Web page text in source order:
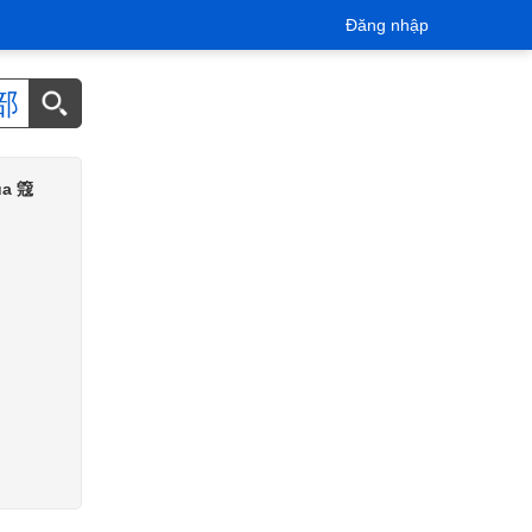
Đăng nhập
簆